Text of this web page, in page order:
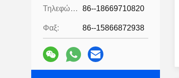
(10)
Δεματοποιητής Αφρού(4)
Αυτόματη Μηχανή Palletizer
(3)
Τηλεφώνημα: 86--18669710820
Φαξ: 86--15866872938